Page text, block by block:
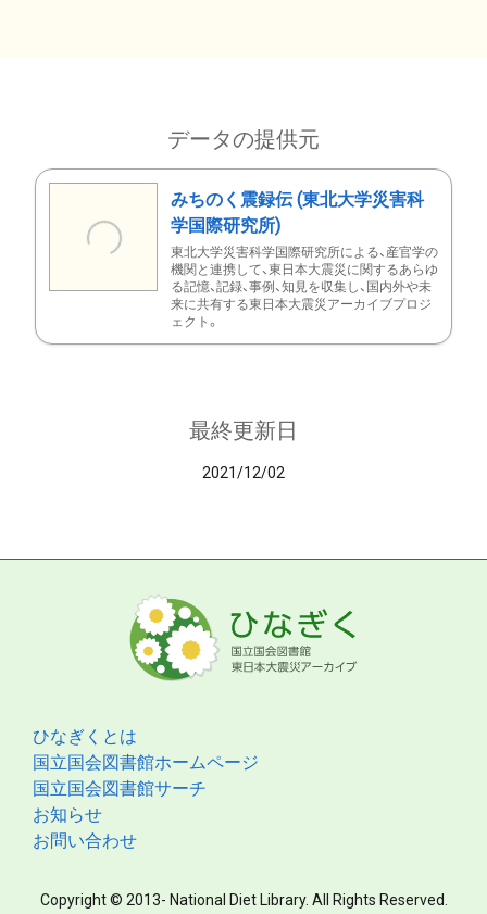
データの提供元
みちのく震録伝 (東北大学災害科
学国際研究所)
東北大学災害科学国際研究所による、産官学の
機関と連携して、東日本大震災に関するあらゆ
る記憶、記録、事例、知見を収集し、国内外や未
来に共有する東日本大震災アーカイブプロジ
ェクト。
最終更新日
2021/12/02
ひなぎくとは
国立国会図書館ホームページ
国立国会図書館サーチ
お知らせ
お問い合わせ
Copyright © 2013- National Diet Library. All Rights Reserved.